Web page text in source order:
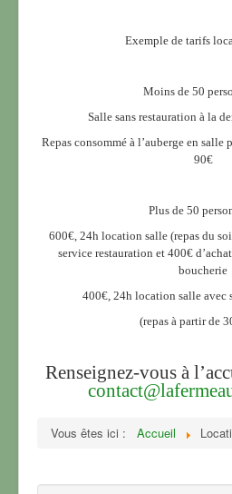
Exemple de tarifs
Moins de 50
Salle sans restauration à la
Repas consommé à l’auberge en
90€
Plus de 50
600€, 24h location salle (repas du
service restauration et 400€
boucherie
400€, 24h location salle avec
(repas à partir de
Renseignez-vous à
Vous êtes ici : Accueil